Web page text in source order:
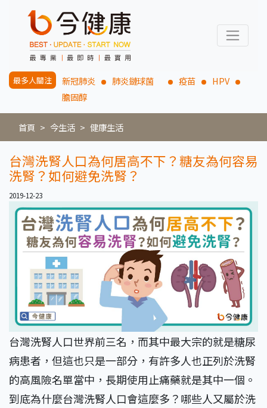
最多人關注 新冠肺炎 肺炎鏈球菌 疫苗
HPV
膽固醇
首頁 今生活 健康生活
台灣洗腎人口為何居高不下？糖友為何容易
洗腎？如何避免洗腎？
2019-12-23
台灣洗腎人口世界前三名，而其中最大宗的就是糖尿
病患者，但這也只是一部分，有許多人也正列於洗腎
的高風險名單當中，長期使用止痛藥就是其中一個。
到底為什麼台灣洗腎人口會這麼多？哪些人又屬於洗